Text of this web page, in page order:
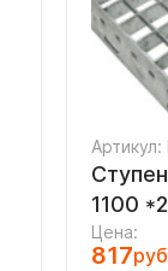
Артикул:
1100
Цена:
817